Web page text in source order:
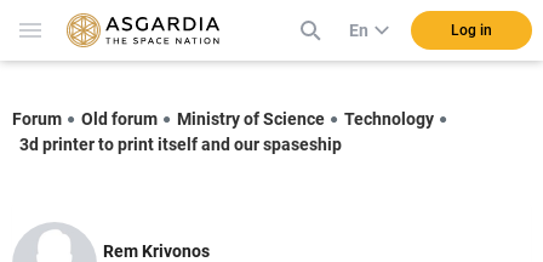
En Log in
Forum Old forum Ministry of Science
Technology
3d printer to print itself and our spaseship
Rem Krivonos